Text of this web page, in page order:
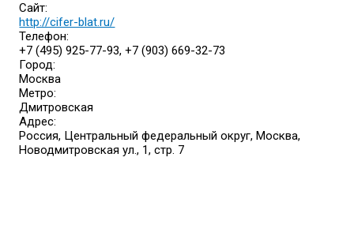
Сайт:
http://cifer-blat.ru/
Телефон:
+7 (495) 925-77-93, +7 (903) 669-32-73
Город:
Москва
Метро:
Дмитровская
Адрес:
Россия, Центральный федеральный округ, Москва,
Новодмитровская ул., 1, стр. 7